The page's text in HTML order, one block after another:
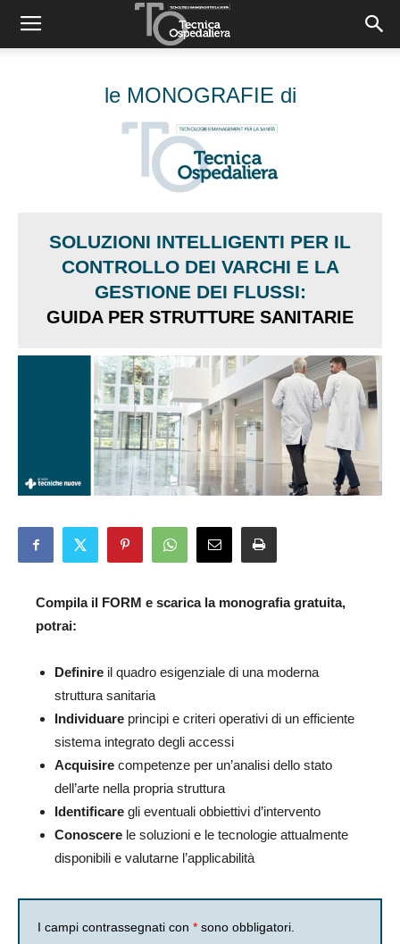
le MONOGRAFIE di
SOLUZIONI INTELLIGENTI PER IL
CONTROLLO DEI VARCHI E LA
GESTIONE DEI FLUSSI:
GUIDA PER STRUTTURE SANITARIE
Compila il FORM e scarica la monografia gratuita,
potrai:
Definire il quadro esigenziale di una moderna
struttura sanitaria
Individuare principi e criteri operativi di un efficiente
sistema integrato degli accessi
Acquisire competenze per un’analisi dello stato
dell’arte nella propria struttura
Identificare gli eventuali obbiettivi d’intervento
Conoscere le soluzioni e le tecnologie attualmente
disponibili e valutarne l’applicabilità
I campi contrassegnati con * sono obbligatori.